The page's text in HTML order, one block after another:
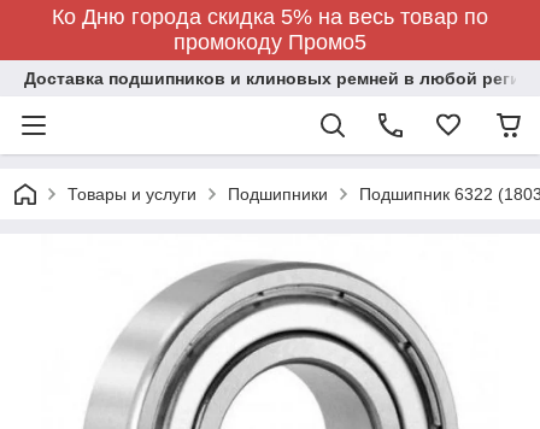
Ко Дню города скидка 5% на весь товар по
промокоду Промо5
Доставка подшипников и клиновых ремней в любой регион
Товары и услуги Подшипники Подшипник 6322